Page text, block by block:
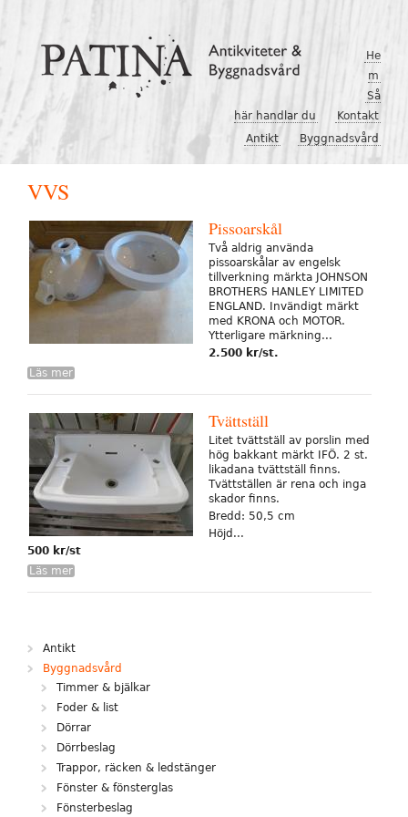
He
m
Så
här handlar du
Kontakt
Antikt
Byggnadsvård
VVS
Pissoarskål
Två aldrig använda
pissoarskålar av engelsk
tillverkning märkta JOHNSON
BROTHERS HANLEY LIMITED
ENGLAND. Invändigt märkt
med KRONA och MOTOR.
Ytterligare märkning...
2.500 kr/st.
Läs mer
Tvättställ
Litet tvättställ av porslin med
hög bakkant märkt IFÖ. 2 st.
likadana tvättställ finns.
Tvättställen är rena och inga
skador finns.
Bredd: 50,5 cm
Höjd...
500 kr/st
Läs mer
Antikt
Byggnadsvård
Timmer & bjälkar
Foder & list
Dörrar
Dörrbeslag
Trappor, räcken & ledstänger
Fönster & fönsterglas
Fönsterbeslag